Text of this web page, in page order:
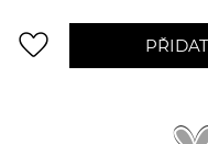
favorite_border